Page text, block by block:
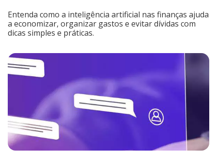
Entenda como a inteligência artificial nas finanças ajuda
a economizar, organizar gastos e evitar dívidas com
dicas simples e práticas.